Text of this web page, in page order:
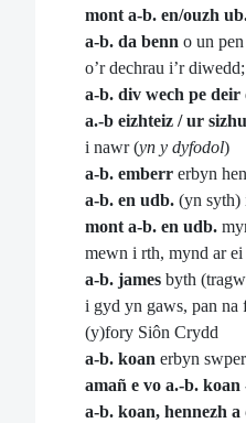
mont a-b. en/ouzh
a-b. da benn o un
o’r dechrau i’r
a-b. div wech pe deir
a.-b eizhteiz / ur
i nawr (yn y dyfodol)
a-b. emberr erbyn
a-b. en udb. (yn syth)
mont a-b. en udb.
mewn i rth, mynd ar
a-b. james byth
i gyd yn gaws, pan
(y)fory Siôn Crydd
a-b. koan erbyn swper
amañ e vo a.-b. koan
a-b. koan, hennezh a